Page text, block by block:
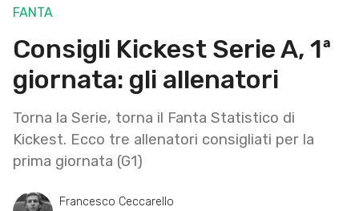
FANTA
Consigli Kickest Serie A, 1ª
giornata: gli allenatori
Torna la Serie, torna il Fanta Statistico di
Kickest. Ecco tre allenatori consigliati per la
prima giornata (G1)
Francesco Ceccarello